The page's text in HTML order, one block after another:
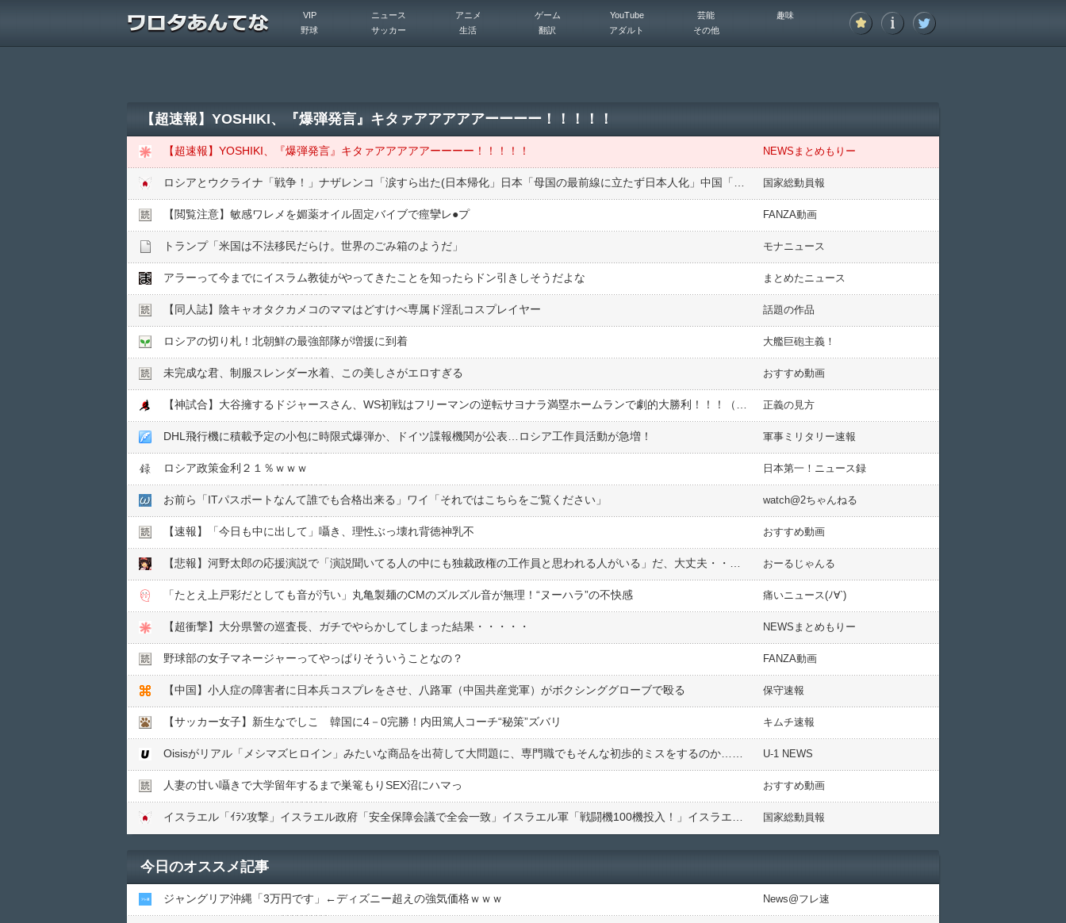
VIP ニュース アニメ ゲーム YouTube 芸能
趣味
野球
サッカー 生活 翻訳 アダルト その他
【超速報】YOSHIKI、『爆弾発言』キタァアアアアアーーーー！！！！！
【超速報】YOSHIKI、『爆弾発言』キタァアアアアアーーーー！！！！！ NEWSまとめもりー
国家総動員報
【閲覧注意】敏感ワレメを媚薬オイル固定バイブで痙攣レ●︎プ FANZA動画
トランプ「米国は不法移民だらけ。世界のごみ箱のようだ」 モナニュース
アラーって今までにイスラム教徒がやってきたことを知ったらドン引きしそうだよな まとめたニュース
【同人誌】陰キャオタクカメコのママはどすけべ専属ド淫乱コスプレイヤー 話題の作品
ロシアの切り札！北朝鮮の最強部隊が増援に到着 大艦巨砲主義！
未完成な君、制服スレンダー水着、この美しさがエロすぎる おすすめ動画
正義の見方
DHL飛行機に積載予定の小包に時限式爆弾か、ドイツ諜報機関が公表…ロシア工作員活動が急増！ 軍事ミリタリー速報
ロシア政策金利２１％ｗｗｗ 日本第一！ニュース録
お前ら「ITパスポートなんて誰でも合格出来る」ワイ「それではこちらをご覧ください」 watch@2ちゃんねる
【速報】「今日も中に出して」囁き、理性ぶっ壊れ背徳神乳不 おすすめ動画
おーるじゃんる
「たとえ上戸彩だとしても音が汚い」丸亀製麺のCMのズルズル音が無理！“ヌーハラ”の不快感 痛いニュース(ﾉ∀`)
【超衝撃】大分県警の巡査長、ガチでやらかしてしまった結果・・・・・ NEWSまとめもりー
野球部の女子マネージャーってやっぱりそういうことなの？ FANZA動画
【中国】小人症の障害者に日本兵コスプレをさせ、八路軍（中国共産党軍）がボクシンググローブで殴る 保守速報
【サッカー女子】新生なでしこ 韓国に4－0完勝！内田篤人コーチ“秘策”ズバリ キムチ速報
Oisisがリアル「メシマズヒロイン」みたいな商品を出荷して大問題に、専門職でもそんな初歩的ミスをするのか…… U-1 NEWS
人妻の甘い囁きで大学留年するまで巣篭もりSEX沼にハマっ おすすめ動画
国家総動員報
今日のオススメ記事
ジャングリア沖縄「3万円です」←ディズニー超えの強気価格ｗｗｗ News@フレ速